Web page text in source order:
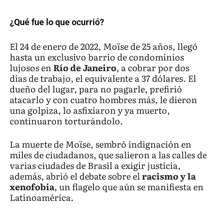
¿Qué fue lo que ocurrió?
El 24 de enero de 2022, Moïse de 25 años, llegó
hasta un exclusivo barrio de condominios
lujosos enRío de Janeiro, a cobrar por dos
días de trabajo, el equivalente a 37 dólares. El
dueño del lugar, para no pagarle, prefirió
atacarlo y con cuatro hombres más, le dieron
una golpiza, lo asfixiaron y ya muerto,
continuaron torturándolo.
La muerte de Moïse, sembró indignación en
miles de ciudadanos, que salieron a las calles de
varias ciudades de Brasil a exigir justicia,
además, abrió el debate sobre elracismo y la
xenofobia, un flagelo que aún se manifiesta en
Latinoamérica.